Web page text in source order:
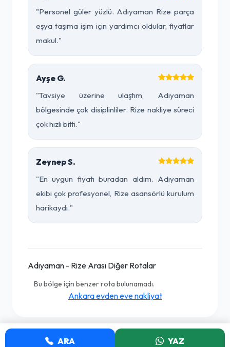
"Personel güler yüzlü. Adıyaman Rize parça
eşya taşıma işim için yardımcı oldular, fiyatlar
makul."
Ayşe G.
"Tavsiye üzerine ulaştım, Adıyaman
bölgesinde çok disiplinliler. Rize nakliye süreci
çok hızlı bitti."
Zeynep S.
"En uygun fiyatı buradan aldım. Adıyaman
ekibi çok profesyonel, Rize asansörlü kurulum
harikaydı."
Adıyaman - Rize Arası Diğer Rotalar
Bu bölge için benzer rota bulunamadı.
Ankara evden eve nakliyat
ARA YAZ